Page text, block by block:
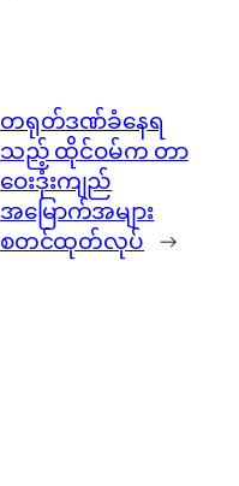
တရုတ်ဒဏ်ခံနေရ
သည့် ထိုင်ဝမ်က တာ
ဝေးဒုံးကျည်
အမြောက်အများ
စတင်ထုတ်လုပ် →